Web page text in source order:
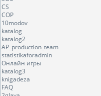
CS
COP
10modov
katalog
katalog2
AP_production_team
statistikaforadmin
Онлайн игры
katalog3
knigadeza
FAQ